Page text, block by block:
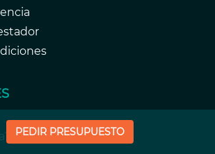
PEDIR PRESUPUESTO